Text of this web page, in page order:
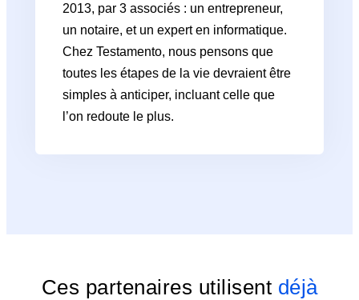
2013, par 3 associés : un entrepreneur,
un notaire, et un expert en informatique.
Chez Testamento, nous pensons que
toutes les étapes de la vie devraient être
simples à anticiper, incluant celle que
l’on redoute le plus.
Ces partenaires utilisent déjà